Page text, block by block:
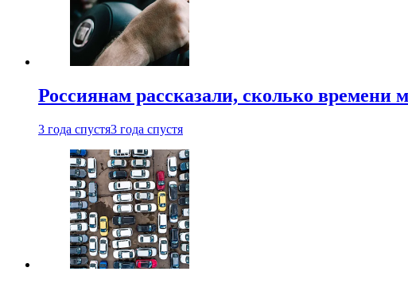
Россиянам рассказали, сколько времени
3 года спустя3 года спустя